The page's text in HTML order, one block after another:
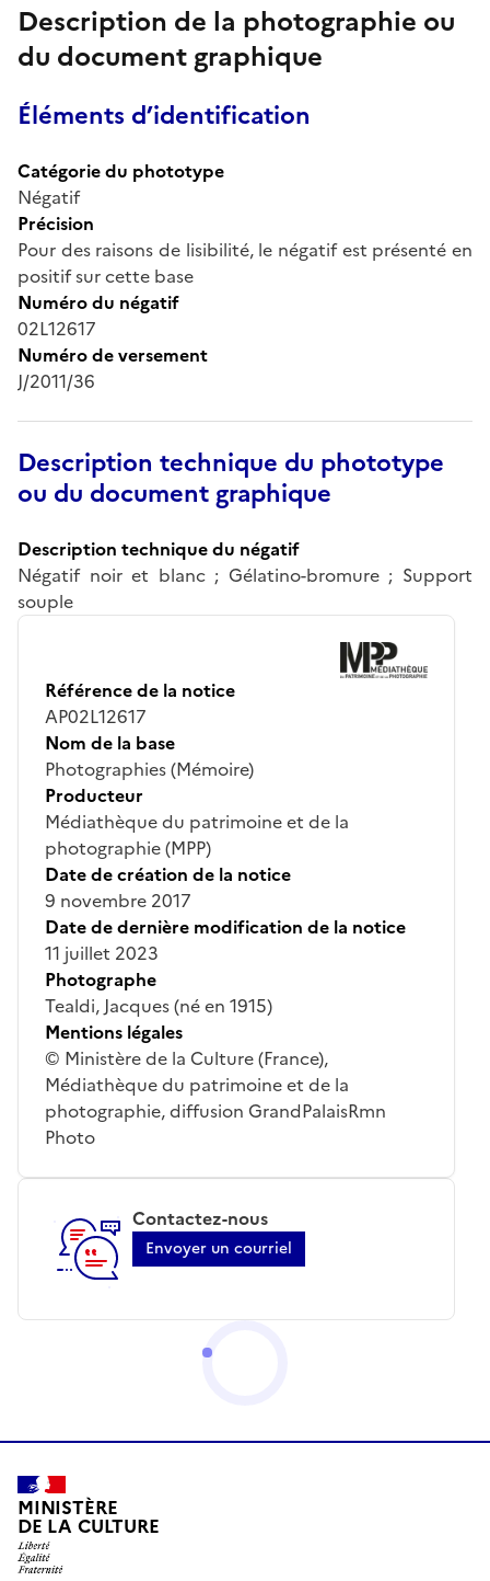
Description de la photographie ou
du document graphique
Éléments d’identification
Catégorie du phototype
Négatif
Précision
Pour des raisons de lisibilité, le négatif est présenté en
positif sur cette base
Numéro du négatif
02L12617
Numéro de versement
J/2011/36
Description technique du phototype
ou du document graphique
Description technique du négatif
Négatif noir et blanc ; Gélatino-bromure ; Support
souple
Référence de la notice
AP02L12617
Nom de la base
Photographies (Mémoire)
Producteur
Médiathèque du patrimoine et de la
photographie (MPP)
Date de création de la notice
9 novembre 2017
Date de dernière modification de la notice
11 juillet 2023
Photographe
Tealdi, Jacques (né en 1915)
Mentions légales
© Ministère de la Culture (France),
Médiathèque du patrimoine et de la
photographie, diffusion GrandPalaisRmn
Photo
Contactez-nous
Envoyer un courriel
MINISTÈRE
DE LA CULTURE